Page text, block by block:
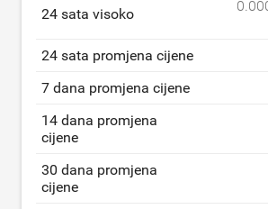
24 sata visoko
24 sata promjena cijene
7 dana promjena cijene
14 dana promjena
cijene
30 dana promjena
cijene